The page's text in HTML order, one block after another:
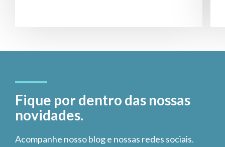
Fique por dentro das nossas
novidades.
Acompanhe nosso blog e nossas redes sociais.